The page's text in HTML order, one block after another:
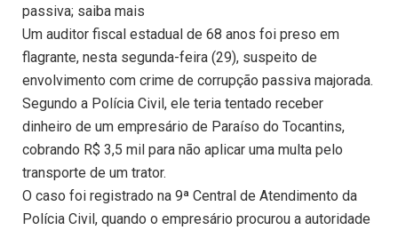
passiva; saiba mais
Um auditor fiscal estadual de 68 anos foi preso em
flagrante, nesta segunda-feira (29), suspeito de
envolvimento com crime de corrupção passiva majorada.
Segundo a Polícia Civil, ele teria tentado receber
dinheiro de um empresário de Paraíso do Tocantins,
cobrando R$ 3,5 mil para não aplicar uma multa pelo
transporte de um trator.
O caso foi registrado na 9ª Central de Atendimento da
Polícia Civil, quando o empresário procurou a autoridade